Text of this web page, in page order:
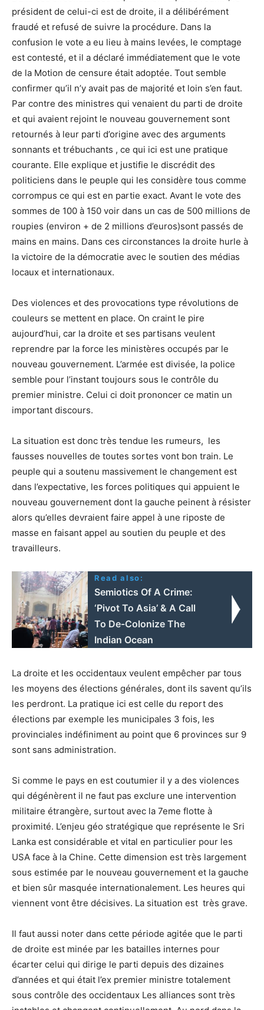
président de celui-ci est de droite, il a délibérément
fraudé et refusé de suivre la procédure. Dans la
confusion le vote a eu lieu à mains levées, le comptage
est contesté, et il a déclaré immédiatement que le vote
de la Motion de censure était adoptée. Tout semble
confirmer qu’il n’y avait pas de majorité et loin s’en faut.
Par contre des ministres qui venaient du parti de droite
et qui avaient rejoint le nouveau gouvernement sont
retournés à leur parti d’origine avec des arguments
sonnants et trébuchants , ce qui ici est une pratique
courante. Elle explique et justifie le discrédit des
politiciens dans le peuple qui les considère tous comme
corrompus ce qui est en partie exact. Avant le vote des
sommes de 100 à 150 voir dans un cas de 500 millions de
roupies (environ + de 2 millions d’euros)sont passés de
mains en mains. Dans ces circonstances la droite hurle à
la victoire de la démocratie avec le soutien des médias
locaux et internationaux.
Des violences et des provocations type révolutions de
couleurs se mettent en place. On craint le pire
aujourd’hui, car la droite et ses partisans veulent
reprendre par la force les ministères occupés par le
nouveau gouvernement. L’armée est divisée, la police
semble pour l’instant toujours sous le contrôle du
premier ministre. Celui ci doit prononcer ce matin un
important discours.
La situation est donc très tendue les rumeurs, les
fausses nouvelles de toutes sortes vont bon train. Le
peuple qui a soutenu massivement le changement est
dans l’expectative, les forces politiques qui appuient le
nouveau gouvernement dont la gauche peinent à résister
alors qu’elles devraient faire appel à une riposte de
masse en faisant appel au soutien du peuple et des
travailleurs.
Read also:
Semiotics Of A Crime:
‘Pivot To Asia’ & A Call
To De-Colonize The
Indian Ocean
La droite et les occidentaux veulent empêcher par tous
les moyens des élections générales, dont ils savent qu’ils
les perdront. La pratique ici est celle du report des
élections par exemple les municipales 3 fois, les
provinciales indéfiniment au point que 6 provinces sur 9
sont sans administration.
Si comme le pays en est coutumier il y a des violences
qui dégénèrent il ne faut pas exclure une intervention
militaire étrangère, surtout avec la 7eme flotte à
proximité. L’enjeu géo stratégique que représente le Sri
Lanka est considérable et vital en particulier pour les
USA face à la Chine. Cette dimension est très largement
sous estimée par le nouveau gouvernement et la gauche
et bien sûr masquée internationalement. Les heures qui
viennent vont être décisives. La situation est très grave.
Il faut aussi noter dans cette période agitée que le parti
de droite est minée par les batailles internes pour
écarter celui qui dirige le parti depuis des dizaines
d’années et qui était l’ex premier ministre totalement
sous contrôle des occidentaux Les alliances sont très